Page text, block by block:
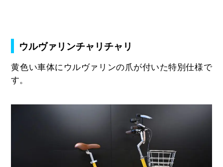
ウルヴァリンチャリチャリ
黄色い車体にウルヴァリンの爪が付いた特別仕様で
す。